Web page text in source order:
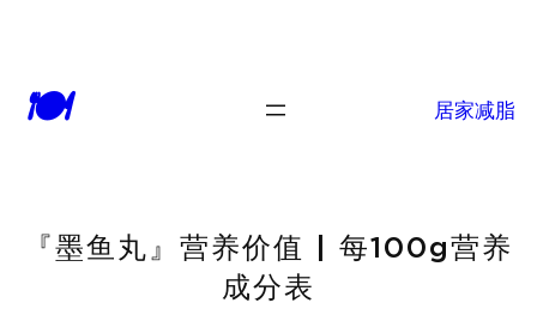
🍽 居家减脂
『墨鱼丸』营养价值 | 每100g营养
成分表